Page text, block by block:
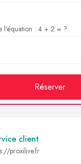
l'équation : 4 + 2 = ?
Réserver
client
proxilive.fr